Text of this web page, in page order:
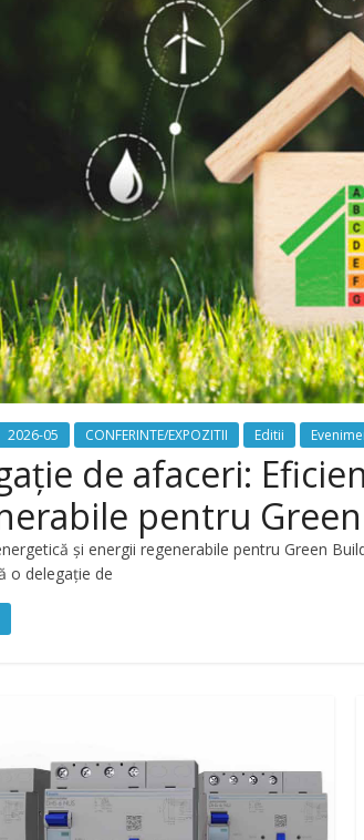
2026-05 CONFERINTE/EXPOZITII Editii
de afaceri:
pentru
și energii regenerabile pentru Green
o delegație de